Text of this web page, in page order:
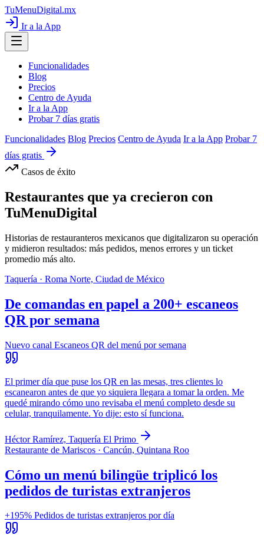
TuMenuDigital.mx
Ir a la App
Funcionalidades
Blog
Precios
Centro de Ayuda
Ir a la App
Probar 7 días gratis
Funcionalidades Blog Precios Centro de Ayuda Ir a la App Probar 7
días gratis
Casos de éxito
Restaurantes que ya crecieron con
TuMenuDigital
Historias de restauranteros mexicanos que digitalizaron su operación
y midieron resultados: más pedidos, menos errores y un ticket
promedio más alto.
Taquería · Roma Norte, Ciudad de México
De comandas en papel a 200+ escaneos
QR por semana
Nuevo canal Escaneos QR del menú por semana
El primer día que puse los QR en las mesas, tres clientes lo
escanearon antes de que yo siquiera llegara a tomar la orden. Me
quedé mirando cómo uno revisaba el menú completo desde su
celular, tranquilamente. Yo dije: esto sí funciona.
Héctor Ramírez, Taquería El Primo
Restaurante de Mariscos · Cancún, Quintana Roo
Cómo un menú bilingüe triplicó los
pedidos de turistas extranjeros
+195% Pedidos de turistas extranjeros por día